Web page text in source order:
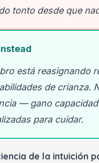
tonto desde que
está reasignando
de crianza.
— gano
para cuidar.
de la intuición